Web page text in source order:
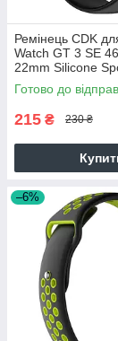
Ремінець CDK
Watch GT 3 SE
22mm Silicone
Double Loop
Готово до
215 ₴ 230 ₴
–6%